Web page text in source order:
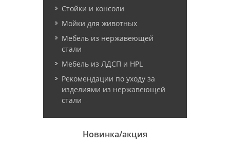
Стойки и консоли
Мойки для животных
Мебель из нержавеющей
стали
Мебель из ЛДСП и HPL
Рекомендации по уходу за
изделиями из нержавеющей
стали
Новинка/акция